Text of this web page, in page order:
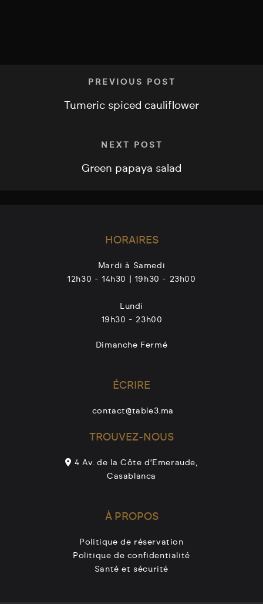
PREVIOUS POST
Tumeric spiced cauliflower
NEXT POST
Green papaya salad
HORAIRES
Mardi à Samedi
12h30 - 14h30 | 19h30 - 23h00
Lundi
19h30 - 23h00
Dimanche Fermé
ÉCRIRE
contact@table3.ma
TROUVEZ-NOUS
4 Av. de la Côte d'Emeraude,
Casablanca
À PROPOS
Politique de réservation
Politique de confidentialité
Santé et sécurité